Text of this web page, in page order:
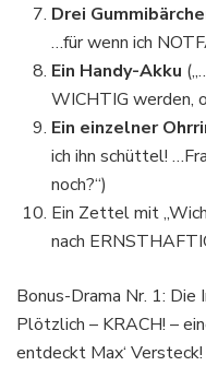
Drei
…für wenn ich
Ein Handy-Akku
WICHTIG werden,
Ein einzelner
ich ihn schüttel!
noch?“)
Ein Zettel mit
nach
Bonus-Drama Nr. 1: Die
Plötzlich – KRACH! –
entdeckt Max‘ Versteck!